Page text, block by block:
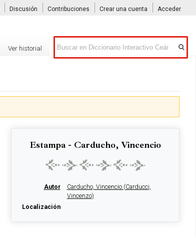
Estampa - Carducho, Vincencio
Autor
Carducho, Vincencio (Carducci,
Vincenzo)
Localización
Discusión Contribuciones Crear una cuenta Acceder
Ver historial
Buscar